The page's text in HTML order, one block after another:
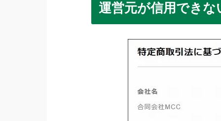
運営元が信用できな